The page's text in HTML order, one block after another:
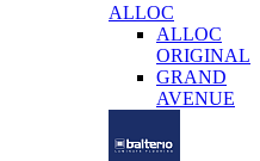
ALLOC
ALLOC
ORIGINAL
GRAND
AVENUE